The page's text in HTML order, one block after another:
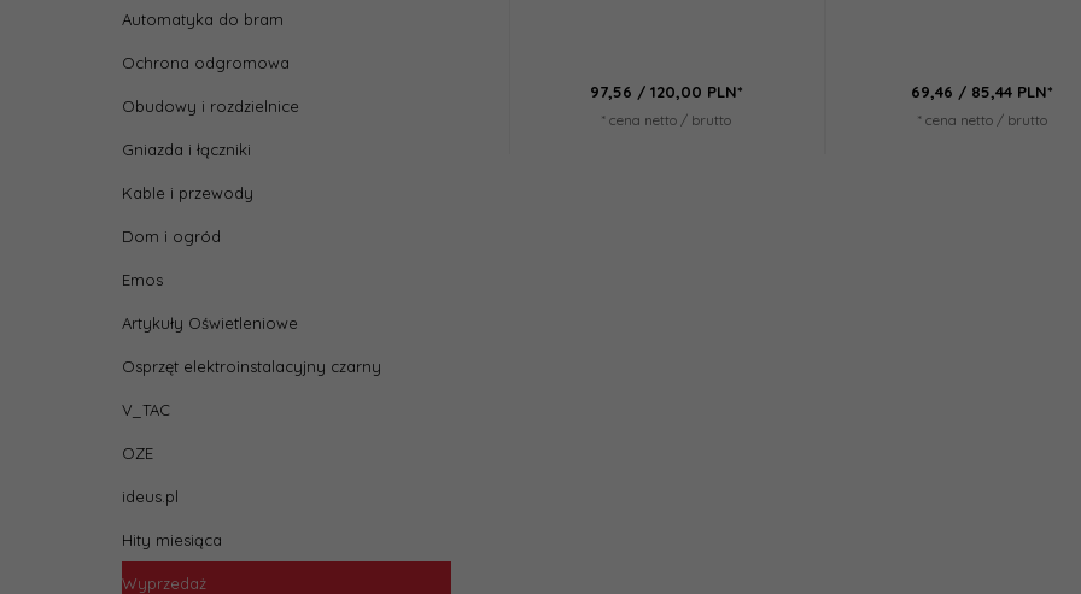
Automatyka do bram
Ochrona odgromowa
Obudowy i rozdzielnice
Gniazda i łączniki
Kable i przewody
Dom i ogród
Emos
Artykuły Oświetleniowe
Osprzęt elektroinstalacyjny czarny
V_TAC
OZE
ideus.pl
Hity miesiąca
Wyprzedaż
97,56 / 120,00 PLN*
* cena netto / brutto
69,46 / 85,44 PLN*
* cena netto / brutto